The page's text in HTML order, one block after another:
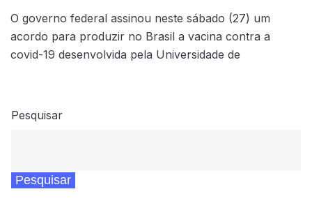
O governo federal assinou neste sábado (27) um
acordo para produzir no Brasil a vacina contra a
covid-19 desenvolvida pela Universidade de
Pesquisar
Pesquisar